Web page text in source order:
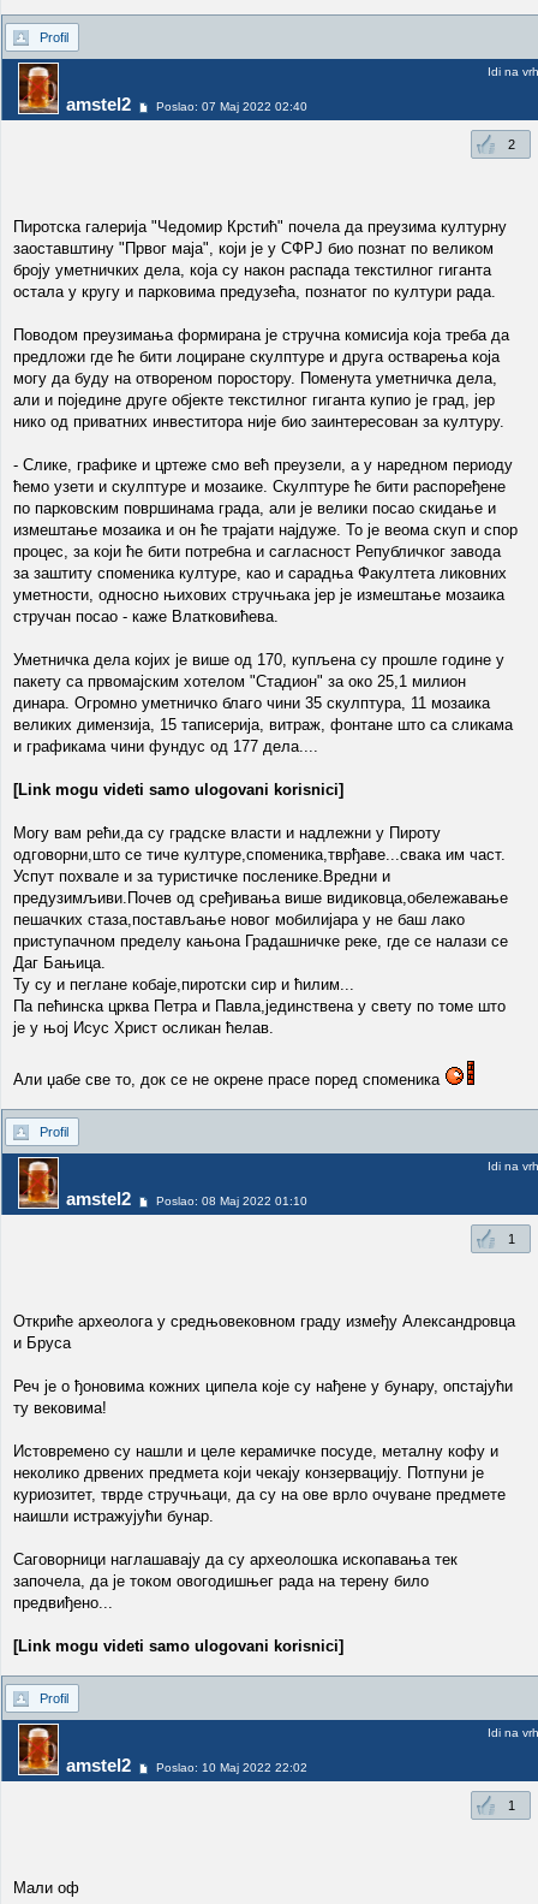
Profil
amstel2 Poslao: 07 Maj 2022 02:40
Idi na vrh
2
Пиротска галерија "Чедомир Крстић" почела да преузима културну
заоставштину "Првог маја", који је у СФРЈ био познат по великом
броју уметничких дела, која су након распада текстилног гиганта
остала у кругу и парковима предузећа, познатог по култури рада.
Поводом преузимања формирана је стручна комисија која треба да
предложи где ће бити лоциране скулптуре и друга остварења која
могу да буду на отвореном поростору. Поменута уметничка дела,
али и поједине друге објекте текстилног гиганта купио је град, јер
нико од приватних инвеститора није био заинтересован за културу.
- Слике, графике и цртеже смо већ преузели, а у наредном периоду
ћемо узети и скулптуре и мозаике. Скулптуре ће бити распоређене
по парковским површинама града, али је велики посао скидање и
измештање мозаика и он ће трајати најдуже. То је веома скуп и спор
процес, за који ће бити потребна и сагласност Републичког завода
за заштиту споменика културе, као и сарадња Факултета ликовних
уметности, односно њихових стручњака јер је измештање мозаика
стручан посао - каже Влатковићева.
Уметничка дела којих је више од 170, купљена су прошле године у
пакету са првомајским хотелом "Стадион" за око 25,1 милион
динара. Огромно уметничко благо чини 35 скулптура, 11 мозаика
великих димензија, 15 таписерија, витраж, фонтане што са сликама
и графикама чини фундус од 177 дела....
[Link mogu videti samo ulogovani korisnici]
Могу вам рећи,да су градске власти и надлежни у Пироту
одговорни,што се тиче културе,споменика,тврђаве...свака им част.
Успут похвале и за туристичке посленике.Вредни и
предузимљиви.Почев од сређивања више видиковца,обележавање
пешачких стаза,постављање новог мобилијара у не баш лако
приступачном пределу кањона Градашничке реке, где се налази се
Даг Бањица.
Ту су и пеглане кобаје,пиротски сир и ћилим...
Па пећинска црква Петра и Павла,јединствена у свету по томе што
је у њој Исус Христ осликан ћелав.
Али џабе све то, док се не окрене прасе поред споменика
Profil
amstel2 Poslao: 08 Maj 2022 01:10
Idi na vrh
1
Откриће археолога у средњовековном граду између Александровца
и Бруса
Реч је о ђоновима кожних ципела које су нађене у бунару, опстајући
ту вековима!
Истовремено су нашли и целе керамичке посуде, металну кофу и
неколико дрвених предмета који чекају конзервацију. Потпуни је
куриозитет, тврде стручњаци, да су на ове врло очуване предмете
наишли истражујући бунар.
Саговорници наглашавају да су археолошка ископавања тек
започела, да је током овогодишњег рада на терену било
предвиђено...
[Link mogu videti samo ulogovani korisnici]
Profil
amstel2 Poslao: 10 Maj 2022 22:02
Idi na vrh
1
Мали оф